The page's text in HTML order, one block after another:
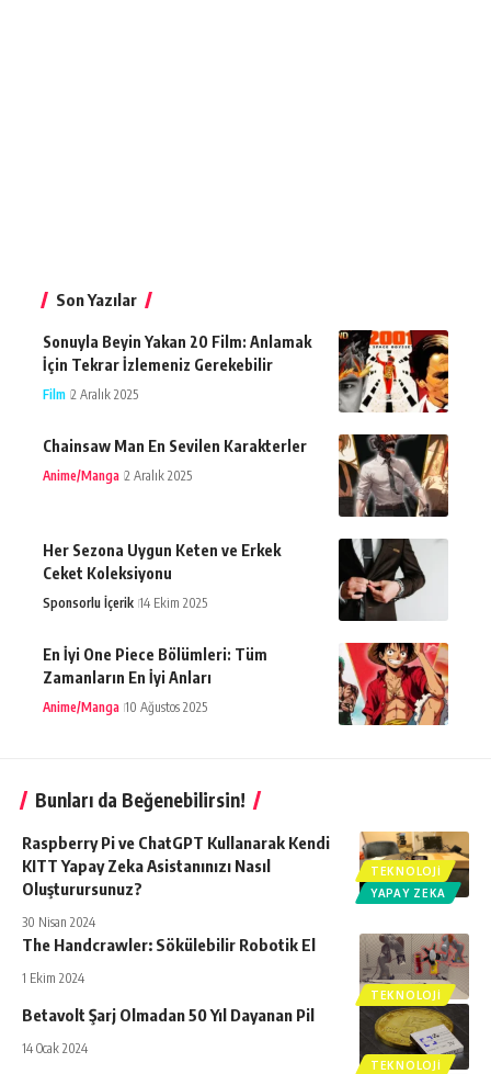
Son Yazılar
Sonuyla Beyin Yakan 20 Film: Anlamak
İçin Tekrar İzlemeniz Gerekebilir
Film 2 Aralık 2025
Chainsaw Man En Sevilen Karakterler
Anime/Manga 2 Aralık 2025
Her Sezona Uygun Keten ve Erkek
Ceket Koleksiyonu
Sponsorlu İçerik 14 Ekim 2025
En İyi One Piece Bölümleri: Tüm
Zamanların En İyi Anları
Anime/Manga 10 Ağustos 2025
Bunları da Beğenebilirsin!
TEKNOLOJI
YAPAY ZEKA
Raspberry Pi ve ChatGPT Kullanarak Kendi
KITT Yapay Zeka Asistanınızı Nasıl
Oluşturursunuz?
30 Nisan 2024
TEKNOLOJI
The Handcrawler: Sökülebilir Robotik El
1 Ekim 2024
TEKNOLOJI
Betavolt Şarj Olmadan 50 Yıl Dayanan Pil
14 Ocak 2024